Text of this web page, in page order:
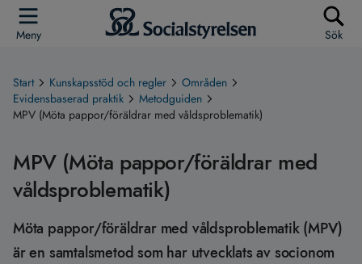
Meny Sök
Start Kunskapsstöd och regler
Områden
Evidensbaserad praktik
Metodguiden
MPV (Möta pappor/föräldrar med våldsproblematik)
MPV (Möta pappor/föräldrar med
våldsproblematik)
Möta pappor/föräldrar med våldsproblematik (MPV)
är en samtalsmetod som har utvecklats av socionom